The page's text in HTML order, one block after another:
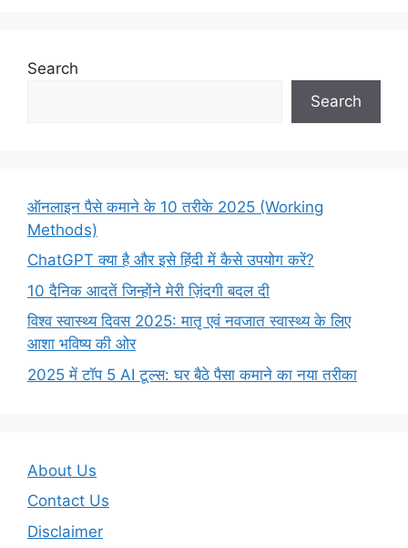
Search
Search
ऑनलाइन पैसे कमाने के 10 तरीके 2025 (Working
Methods)
ChatGPT क्या है और इसे हिंदी में कैसे उपयोग करें?
10 दैनिक आदतें जिन्होंने मेरी ज़िंदगी बदल दी
विश्व स्वास्थ्य दिवस 2025: मातृ एवं नवजात स्वास्थ्य के लिए
आशा भविष्य की ओर
2025 में टॉप 5 AI टूल्स: घर बैठे पैसा कमाने का नया तरीका
About Us
Contact Us
Disclaimer